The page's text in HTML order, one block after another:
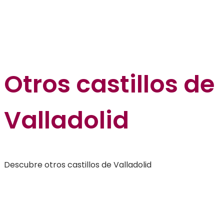
Otros castillos de
Valladolid
Descubre otros castillos de Valladolid